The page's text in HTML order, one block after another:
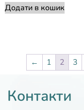
Додати в кошик
← 1 2 3
Контакти